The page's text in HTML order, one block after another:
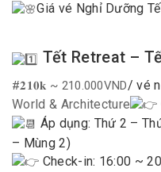
Giá vé Nghỉ Dưỡng
Tết Retreat –
#𝟐𝟏𝟎𝐤 ~ 210.000VND/ vé
World & Architecture
Áp dụng: Thứ 2 –
– Mùng 2)
Check-in: 16:00 ~